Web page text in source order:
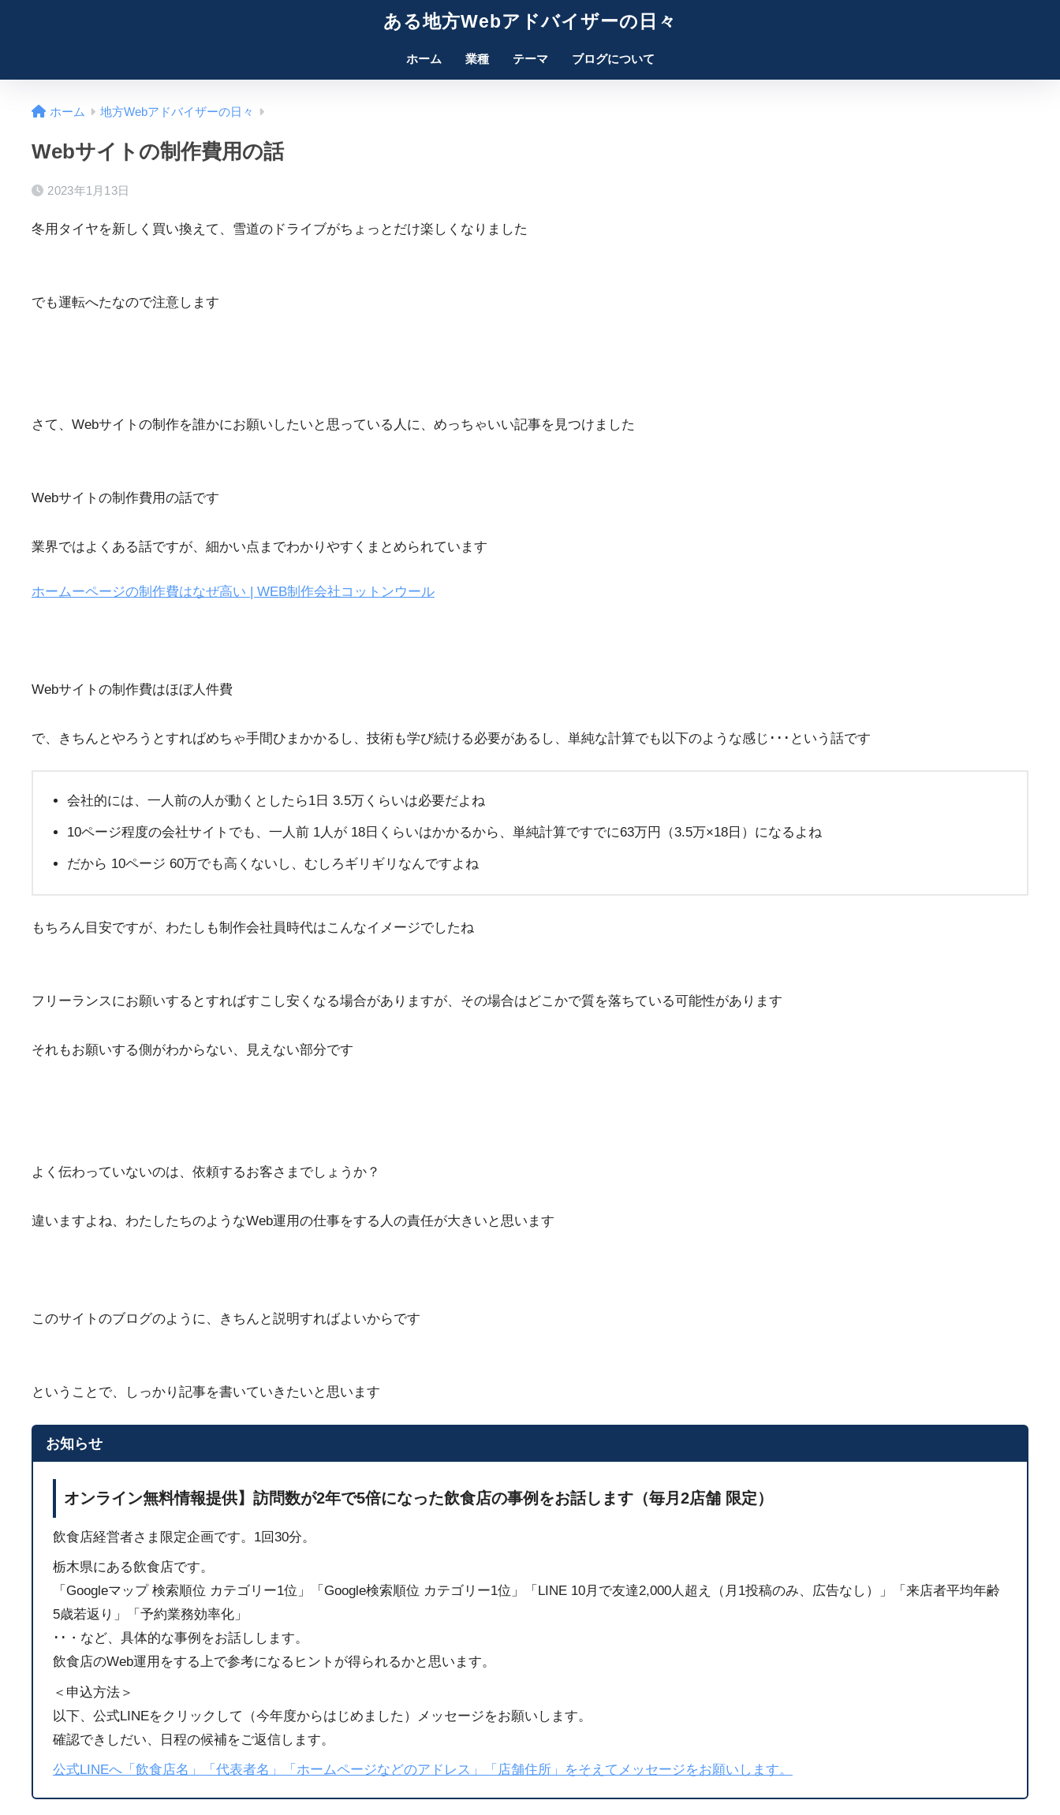
ある地方Webアドバイザーの日々
ホーム 業種 テーマ ブログについて
ホーム 地方Webアドバイザーの日々
Webサイトの制作費用の話
2023年1月13日
冬用タイヤを新しく買い換えて、雪道のドライブがちょっとだけ楽しくなりました
でも運転へたなので注意します
さて、Webサイトの制作を誰かにお願いしたいと思っている人に、めっちゃいい記事を見つけました
Webサイトの制作費用の話です
業界ではよくある話ですが、細かい点までわかりやすくまとめられています
ホームーページの制作費はなぜ高い | WEB制作会社コットンウール
Webサイトの制作費はほぼ人件費
で、きちんとやろうとすればめちゃ手間ひまかかるし、技術も学び続ける必要があるし、単純な計算でも以下のような感じ･･･という話です
会社的には、一人前の人が動くとしたら1日 3.5万くらいは必要だよね
10ページ程度の会社サイトでも、一人前 1人が 18日くらいはかかるから、単純計算ですでに63万円（3.5万×18日）になるよね
だから 10ページ 60万でも高くないし、むしろギリギリなんですよね
もちろん目安ですが、わたしも制作会社員時代はこんなイメージでしたね
フリーランスにお願いするとすればすこし安くなる場合がありますが、その場合はどこかで質を落ちている可能性があります
それもお願いする側がわからない、見えない部分です
よく伝わっていないのは、依頼するお客さまでしょうか？
違いますよね、わたしたちのようなWeb運用の仕事をする人の責任が大きいと思います
このサイトのブログのように、きちんと説明すればよいからです
ということで、しっかり記事を書いていきたいと思います
お知らせ
オンライン無料情報提供】訪問数が2年で5倍になった飲食店の事例をお話します（毎月2店舗 限定）
飲食店経営者さま限定企画です。1回30分。
栃木県にある飲食店です。
「Googleマップ 検索順位 カテゴリー1位」「Google検索順位 カテゴリー1位」「LINE 10月で友達2,000人超え（月1投稿のみ、広告なし）」「来店者平均年齢
5歳若返り」「予約業務効率化」
･･・など、具体的な事例をお話しします。
飲食店のWeb運用をする上で参考になるヒントが得られるかと思います。
＜申込方法＞
以下、公式LINEをクリックして（今年度からはじめました）メッセージをお願いします。
確認できしだい、日程の候補をご返信します。
公式LINEへ「飲食店名」「代表者名」「ホームページなどのアドレス」「店舗住所」をそえてメッセージをお願いします。